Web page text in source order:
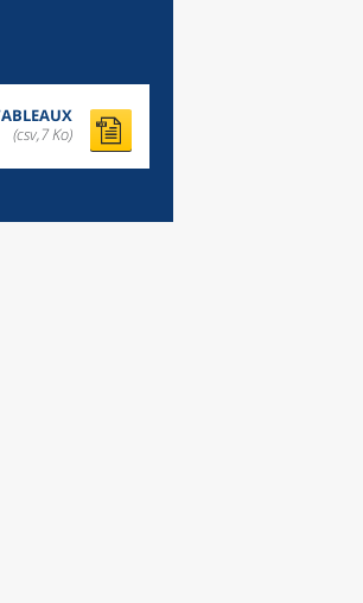
(csv,7 Ko)